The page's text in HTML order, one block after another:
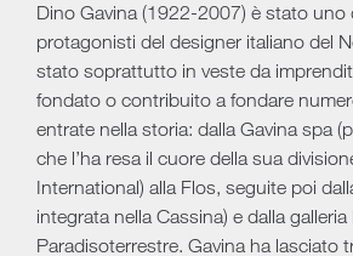
Dino Gavina (1922-2007) è stato uno
protagonisti del designer italiano del
stato soprattutto in veste da
fondato o contribuito a fondare
entrate nella storia: dalla Gavina spa
che l’ha resa il cuore della sua
International) alla Flos, seguite poi
integrata nella Cassina) e dalla
Paradisoterrestre. Gavina ha lasciato